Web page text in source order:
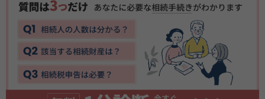
佐藤 正昭
行政書士
ご利用時期：2026/6
面談の感想
近所で親身になって相談にのってくれました。又、分かりやすく説明して